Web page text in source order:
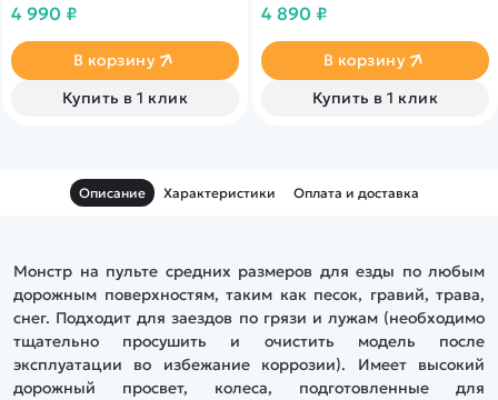
разгоняться до 35 км в час.
начинающих пользователей,
так и для более
продвинутых моделистов.
4 990 ₽
В корзину
Купить в 1 клик
4 890 ₽
В корзину
Купить в 1 клик
Описание Характеристики Оплата и доставка
Монстр на пульте средних размеров для езды по любым
дорожным поверхностям, таким как песок, гравий, трава,
снег. Подходит для заездов по грязи и лужам (необходимо
тщательно просушить и очистить модель после
эксплуатации во избежание коррозии). Имеет высокий
дорожный просвет, колеса, подготовленные для